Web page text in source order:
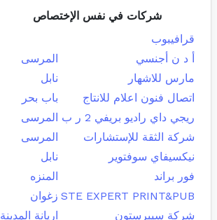
شركات في نفس الإختصاص
قرافيبوب
أ د ن أجنسي
المرسى
مارس للاشهار
نابل
اتصال فنون اعلام للانتاج
باب بحر
ريجي داي راديو بريفي 2 ر ب
المرسى
شركة الثقة للإستشارات
المرسى
نيكسيفاي سوفتوير
نابل
فور براند
المنزه
STE EXPERT PRINT&PUB زغوان
شركة سيبرستون
اريانة المدينة